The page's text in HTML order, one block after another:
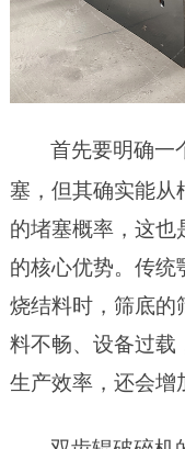
首先要明确一
塞，但其确实能从
的堵塞概率，这也
的核心优势。传统
烧结料时，筛底的
料不畅、设备过载
生产效率，还会增